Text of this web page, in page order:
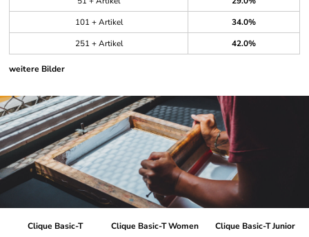
101 + Artikel
34.0%
251 + Artikel
42.0%
weitere Bilder
Clique Basic-T Clique Basic-T Women Clique Basic-T Junior